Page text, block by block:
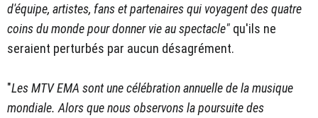
d'équipe, artistes, fans et partenaires qui voyagent des quatre
coins du monde pour donner vie au spectacle" qu'ils ne
seraient perturbés par aucun désagrément.
"Les MTV EMA sont une célébration annuelle de la musique
mondiale. Alors que nous observons la poursuite des